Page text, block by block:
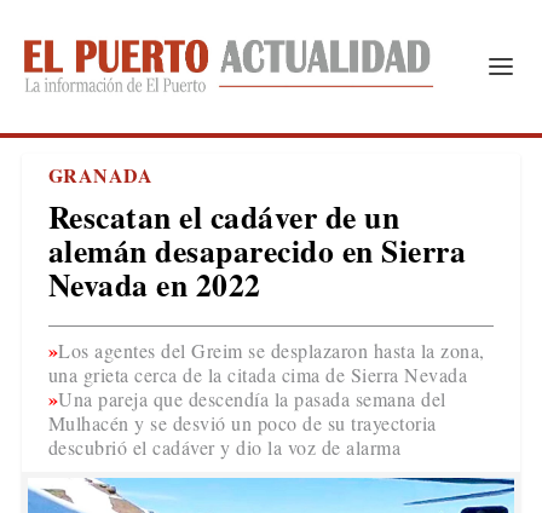
GRANADA
Rescatan el cadáver de un
alemán desaparecido en Sierra
Nevada en 2022
Los agentes del Greim se desplazaron hasta la zona,
una grieta cerca de la citada cima de Sierra Nevada
Una pareja que descendía la pasada semana del
Mulhacén y se desvió un poco de su trayectoria
descubrió el cadáver y dio la voz de alarma